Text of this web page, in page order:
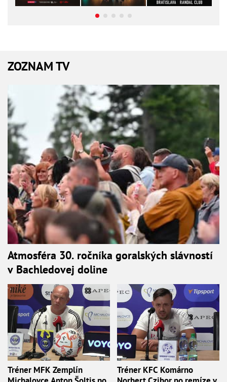
ZOZNAM TV
Atmosféra 30. ročníka goralských slávností
v Bachledovej doline
Tréner MFK Zemplín
Tréner KFC Komárno